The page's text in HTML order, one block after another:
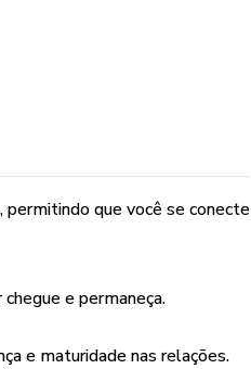
acabar com a relação ou as
de uma fórmula simples
que você se conecte
e permaneça.
e maturidade nas relações.